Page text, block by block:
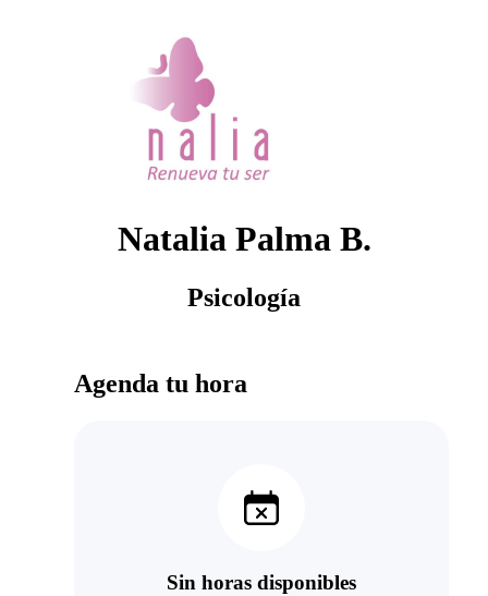
Natalia Palma B.
Psicología
Agenda tu hora
Sin horas disponibles